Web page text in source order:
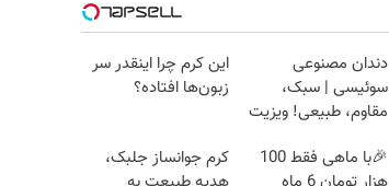
دندان مصنوعی
سوئیسی | سبک،
مقاوم، طبیعی! ویزیت
اقساطی😍
این کرم چرا اینقدر سر
زبون‌ها افتاده؟
🎉با ماهی فقط 100
کرم جوانساز جلبک،